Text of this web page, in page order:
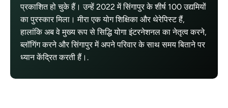
प्रकाशित हो चुके हैं। उन्हें 2022 में सिंगापुर के शीर्ष 100 उद्यमियों
का पुरस्कार मिला। मीरा एक योग शिक्षिका और थेरेपिस्ट हैं,
हालांकि अब वे मुख्य रूप से सिद्धि योगा इंटरनेशनल का नेतृत्व करने,
ब्लॉगिंग करने और सिंगापुर में अपने परिवार के साथ समय बिताने पर
ध्यान केंद्रित करती हैं।.